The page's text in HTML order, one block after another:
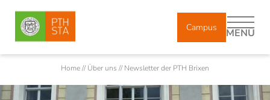
Campus MENÜ
Home//Über uns //Newsletter der PTH Brixen